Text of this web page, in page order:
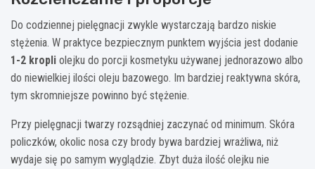
Do codziennej pielęgnacji zwykle wystarczają bardzo niskie
stężenia. W praktyce bezpiecznym punktem wyjścia jest dodanie
1-2 kropli olejku do porcji kosmetyku używanej jednorazowo albo
do niewielkiej ilości oleju bazowego. Im bardziej reaktywna skóra,
tym skromniejsze powinno być stężenie.
Przy pielęgnacji twarzy rozsądniej zaczynać od minimum. Skóra
policzków, okolic nosa czy brody bywa bardziej wrażliwa, niż
wydaje się po samym wyglądzie. Zbyt duża ilość olejku nie